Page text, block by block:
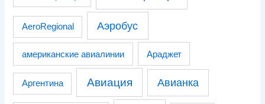
AeroRegional Аэробус
американские авиалинии Араджет
Аргентина Авиация Авианка